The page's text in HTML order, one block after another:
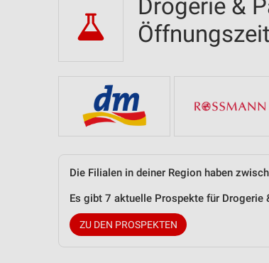
Drogerie &
Die Filialen in deiner Region haben
Es gibt 7 aktuelle Prospekte für Drogerie
ZU DEN PROSPEKTEN